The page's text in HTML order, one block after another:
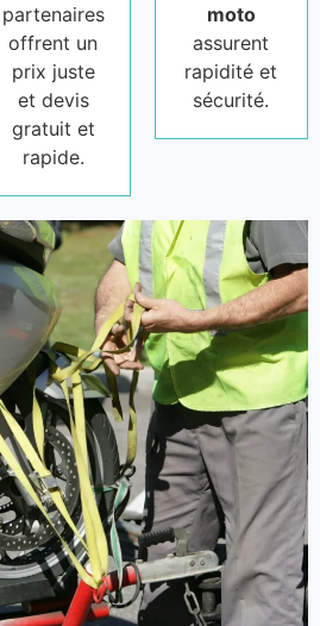
partenaires
offrent un
prix juste
et devis
gratuit et
rapide.
moto
assurent
rapidité et
sécurité.